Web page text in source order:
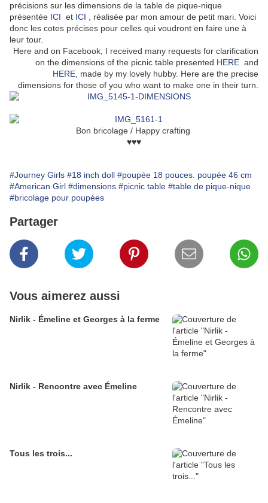
précisions sur les dimensions de la table de pique-nique
présentée ICI et ICI
, réalisée par mon amour de petit mari. Voici
donc les cotes précises pour celles qui voudront en faire une à
leur tour.
Here and on Facebook, I received many requests for clarification
on the dimensions of the picnic table presented HERE and
HERE, made by my lovely hubby. Here are the precise
dimensions for those of you who want to make one in their turn.
Bon bricolage / Happy crafting
♥♥♥
#Journey Girls #18 inch doll #poupée 18 pouces. poupée 46 cm
#American Girl #dimensions #picnic table #table de pique-nique
#bricolage pour poupées
Partager
Vous aimerez aussi
Nirlik - Émeline et Georges à la ferme
Nirlik - Rencontre avec Émeline
Tous les trois...